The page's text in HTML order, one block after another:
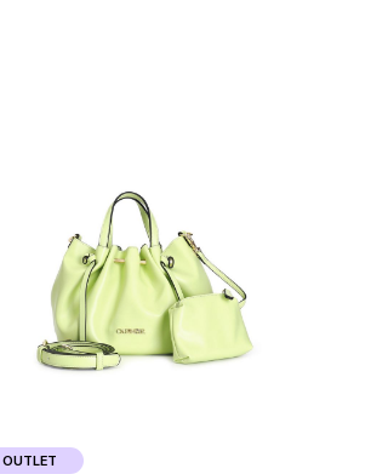
OUTLET